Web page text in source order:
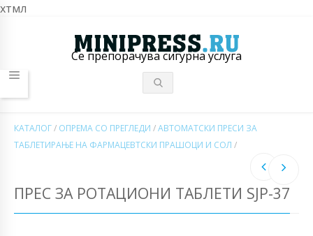
хтмл
Се препорачува сигурна услуга
КАТАЛОГ/ ОПРЕМА СО ПРЕГЛЕДИ /АВТОМАТСКИ ПРЕСИ ЗА
ТАБЛЕТИРАЊЕ НА ФАРМАЦЕВТСКИ ПРАШОЦИ И СОЛ /
ПРЕС ЗА РОТАЦИОНИ ТАБЛЕТИ SJP-37